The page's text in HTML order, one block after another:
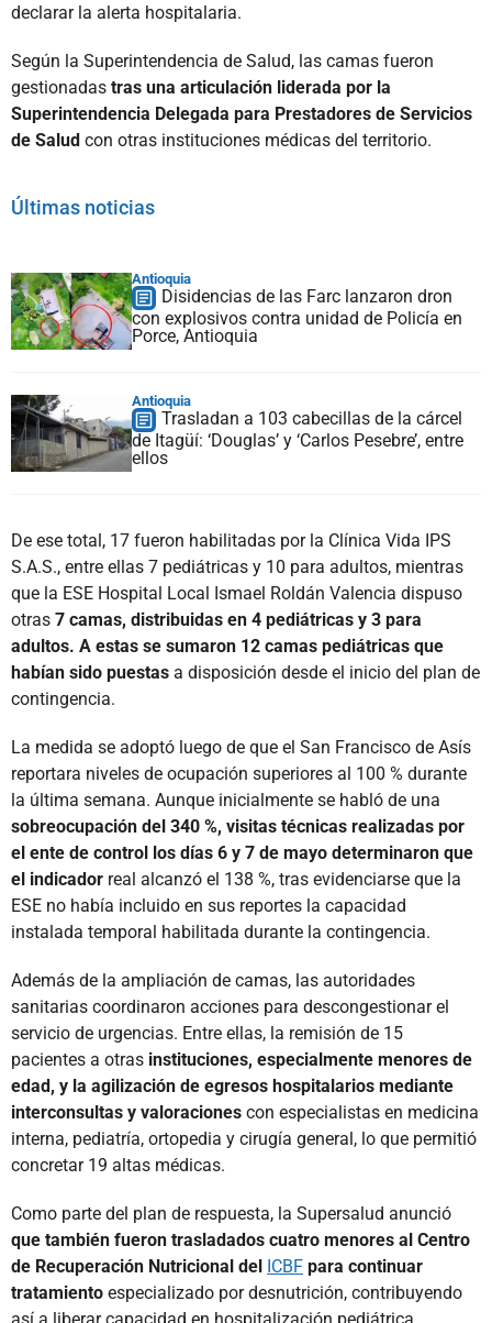
declarar la alerta hospitalaria.
Según la Superintendencia de Salud, las camas fueron
gestionadas tras una articulación liderada por la
Superintendencia Delegada para Prestadores de Servicios
de Salud con otras instituciones médicas del territorio.
Últimas noticias
Antioquia
Disidencias de las Farc lanzaron dron
con explosivos contra unidad de Policía en
Porce, Antioquia
Antioquia
Trasladan a 103 cabecillas de la cárcel
de Itagüí: ‘Douglas’ y ‘Carlos Pesebre’, entre
ellos
De ese total, 17 fueron habilitadas por la Clínica Vida IPS
S.A.S., entre ellas 7 pediátricas y 10 para adultos, mientras
que la ESE Hospital Local Ismael Roldán Valencia dispuso
otras 7 camas, distribuidas en 4 pediátricas y 3 para
adultos. A estas se sumaron 12 camas pediátricas que
habían sido puestas a disposición desde el inicio del plan de
contingencia.
La medida se adoptó luego de que el San Francisco de Asís
reportara niveles de ocupación superiores al 100 % durante
la última semana. Aunque inicialmente se habló de una
sobreocupación del 340 %, visitas técnicas realizadas por
el ente de control los días 6 y 7 de mayo determinaron que
el indicador real alcanzó el 138 %, tras evidenciarse que la
ESE no había incluido en sus reportes la capacidad
instalada temporal habilitada durante la contingencia.
Además de la ampliación de camas, las autoridades
sanitarias coordinaron acciones para descongestionar el
servicio de urgencias. Entre ellas, la remisión de 15
pacientes a otras instituciones, especialmente menores de
edad, y la agilización de egresos hospitalarios mediante
interconsultas y valoraciones con especialistas en medicina
interna, pediatría, ortopedia y cirugía general, lo que permitió
concretar 19 altas médicas.
Como parte del plan de respuesta, la Supersalud anunció
que también fueron trasladados cuatro menores al Centro
de Recuperación Nutricional del ICBF para continuar
tratamiento especializado por desnutrición, contribuyendo
así a liberar capacidad en hospitalización pediátrica.